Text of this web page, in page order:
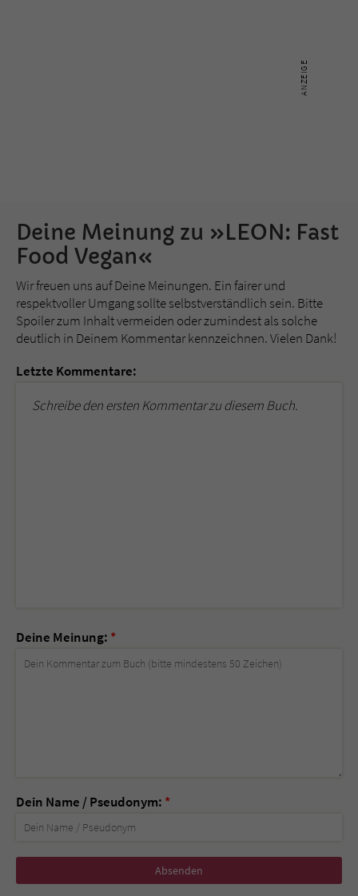
Deine Meinung zu »LEON: Fast
Food Vegan«
Wir freuen uns auf Deine Meinungen. Ein fairer und
respektvoller Umgang sollte selbstverständlich sein. Bitte
Spoiler zum Inhalt vermeiden oder zumindest als solche
deutlich in Deinem Kommentar kennzeichnen. Vielen Dank!
Letzte Kommentare:
Schreibe den ersten Kommentar zu diesem Buch.
Deine Meinung: *
Dein Name / Pseudonym: *
Nicht
ausfüllen!